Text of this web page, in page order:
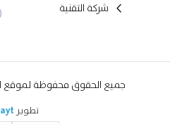
شركة التقنية
جميع الحقوق محفوظة لموقع
تطوير